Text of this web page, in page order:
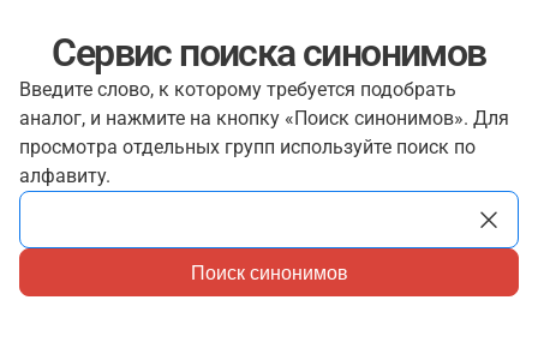
Сервис поиска синонимов
Введите слово, к которому требуется подобрать
аналог, и нажмите на кнопку «Поиск синонимов». Для
просмотра отдельных групп используйте поиск по
алфавиту.
Поиск синонимов